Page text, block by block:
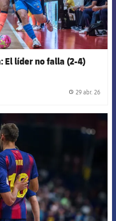
El líder no falla (2-4)
29 abr. 26